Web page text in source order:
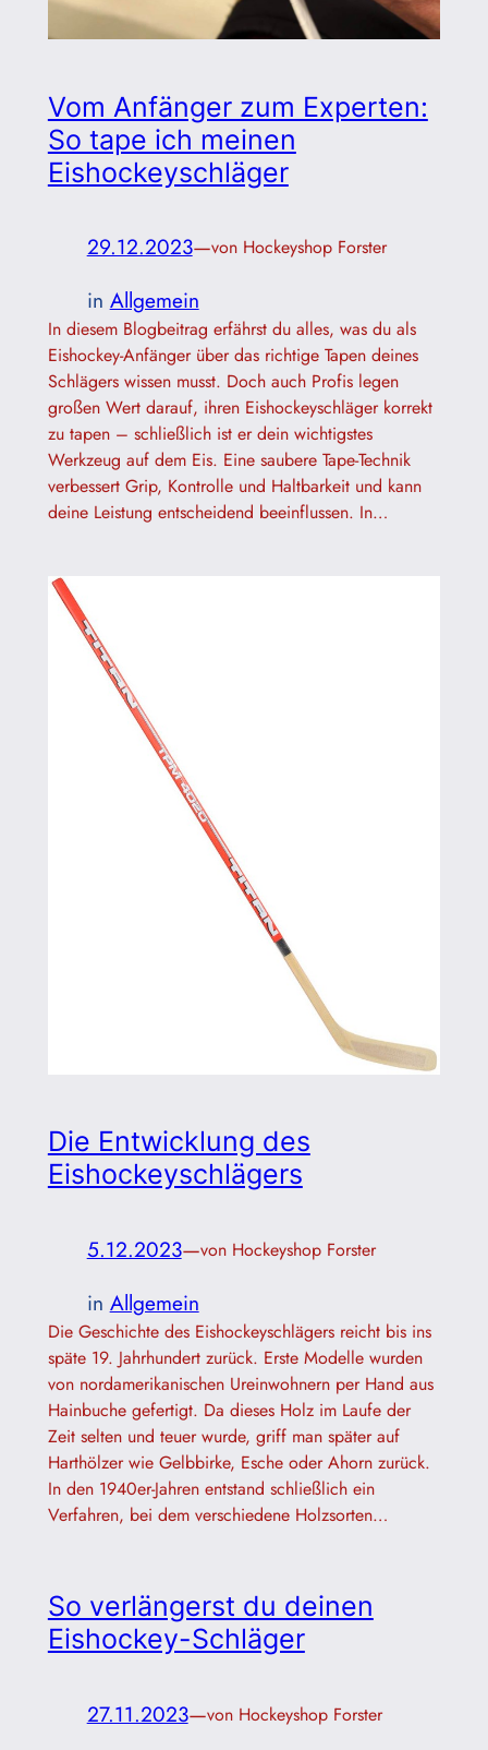
Vom Anfänger zum Experten:
So tape ich meinen
Eishockeyschläger
29.12.2023—von Hockeyshop Forster
in Allgemein
In diesem Blogbeitrag erfährst du alles, was du als
Eishockey-Anfänger über das richtige Tapen deines
Schlägers wissen musst. Doch auch Profis legen
großen Wert darauf, ihren Eishockeyschläger korrekt
zu tapen – schließlich ist er dein wichtigstes
Werkzeug auf dem Eis. Eine saubere Tape-Technik
verbessert Grip, Kontrolle und Haltbarkeit und kann
deine Leistung entscheidend beeinflussen. In…
Die Entwicklung des
Eishockeyschlägers
5.12.2023—von Hockeyshop Forster
in Allgemein
Die Geschichte des Eishockeyschlägers reicht bis ins
späte 19. Jahrhundert zurück. Erste Modelle wurden
von nordamerikanischen Ureinwohnern per Hand aus
Hainbuche gefertigt. Da dieses Holz im Laufe der
Zeit selten und teuer wurde, griff man später auf
Harthölzer wie Gelbbirke, Esche oder Ahorn zurück.
In den 1940er-Jahren entstand schließlich ein
Verfahren, bei dem verschiedene Holzsorten…
So verlängerst du deinen
Eishockey-Schläger
27.11.2023—von Hockeyshop Forster